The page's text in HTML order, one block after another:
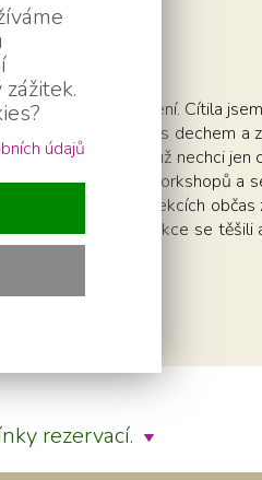
o tělesném cvičení. Cítila
sladění pohybu s dechem a
mi došlo, že už nechci
nespočet workshopů a
takže se na mých lekcích
naladěni a na lekce se
rezervací.
údajů